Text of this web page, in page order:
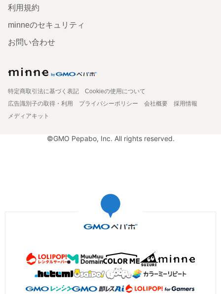
利用規約
minneのセキュリティ
お問い合わせ
特定商取引法に基づく表記
Cookieの使用について
広告識別子の取得・利用
プライバシーポリシー 会社概要
採用情報
メディアキット
©GMO Pepabo, Inc. All rights reserved.